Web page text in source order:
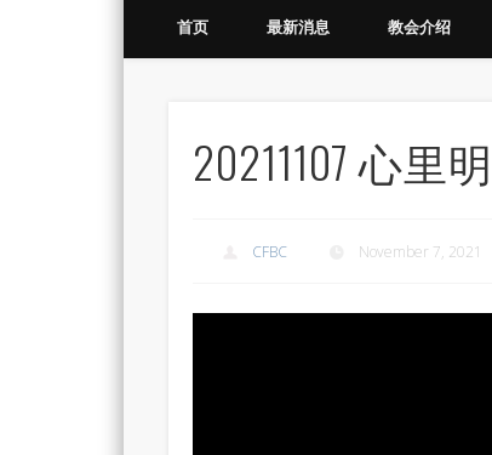
首页 最新消息 教会介绍
20211107 心里
CFBC November 7, 2021